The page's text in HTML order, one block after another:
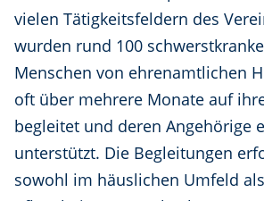
vielen Tätigkeitsfeldern des
wurden rund 100
Menschen von ehrenamtlichen
oft über mehrere Monate auf
begleitet und deren Angehörige
unterstützt. Die Begleitungen
sowohl im häuslichen Umfeld